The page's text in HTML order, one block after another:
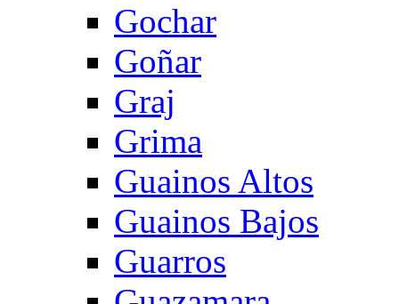
Gochar
Goñar
Graj
Grima
Guainos Altos
Guainos Bajos
Guarros